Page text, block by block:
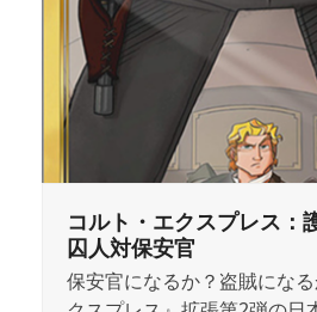
コルト・エクスプレス：
囚人対保安官
保安官になるか？盗賊にな